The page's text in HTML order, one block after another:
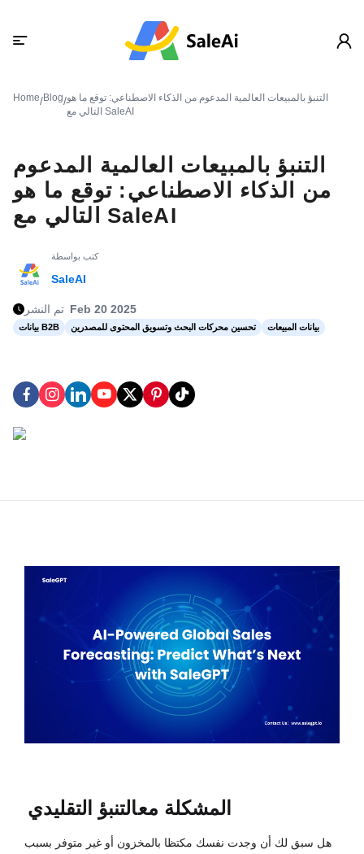
Home/Blog/التنبؤ بالمبيعات العالمية المدعوم من الذكاء الاصطناعي: توقع ما هو
التالي مع SaleAI
التنبؤ بالمبيعات العالمية المدعوم
من الذكاء الاصطناعي: توقع ما هو
التالي مع SaleAI
كتب بواسطة
SaleAI
تم النشر Feb 20 2025
بيانات B2B تحسين محركات البحث وتسويق المحتوى للمصدرين بيانات المبيعات
المشكلة معالتنبؤ التقليدي
هل سبق لك أن وجدت نفسك مكتظا بالمخزون أو غير متوفر بسبب